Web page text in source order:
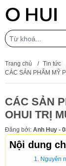
Trang chủ / Tin tức
CÁC SẢN PHẨM MỸ
CÁC SẢN
OHUI TRỊ
Đăng bởi: Anh Huy -
Nội dung
Nguyên